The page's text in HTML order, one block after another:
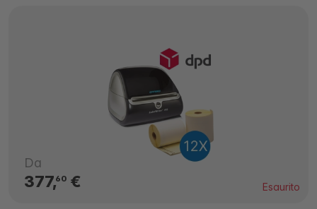
Da
377,60€ Esaurito